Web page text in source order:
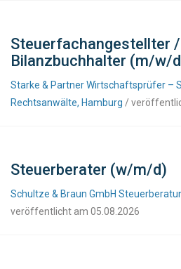
Steuerfachangestellter
Bilanzbuchhalter (m/w/
Starke & Partner Wirtschaftsprüfer –
Rechtsanwälte, Hamburg /
Steuerberater (w/m/d)
Schultze & Braun GmbH
veröffentlicht am 05.08.2026